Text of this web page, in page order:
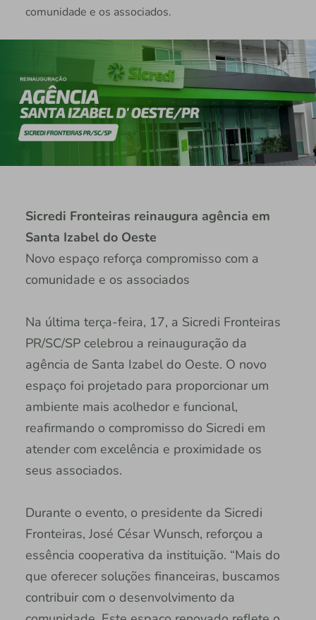
comunidade e os associados.
Sicredi Fronteiras reinaugura agência em
Santa Izabel do Oeste
Novo espaço reforça compromisso com a
comunidade e os associados
Na última terça-feira, 17, a Sicredi Fronteiras
PR/SC/SP celebrou a reinauguração da
agência de Santa Izabel do Oeste. O novo
espaço foi projetado para proporcionar um
ambiente mais acolhedor e funcional,
reafirmando o compromisso do Sicredi em
atender com excelência e proximidade os
seus associados.
Durante o evento, o presidente da Sicredi
Fronteiras, José César Wunsch, reforçou a
essência cooperativa da instituição. “Mais do
que oferecer soluções financeiras, buscamos
contribuir com o desenvolvimento da